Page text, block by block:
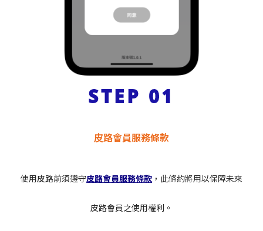
STEP 01
皮路會員服務條款
使用皮路前須遵守皮路會員服務條款 ，此條約將用以保障未來
皮路會員之使用權利。